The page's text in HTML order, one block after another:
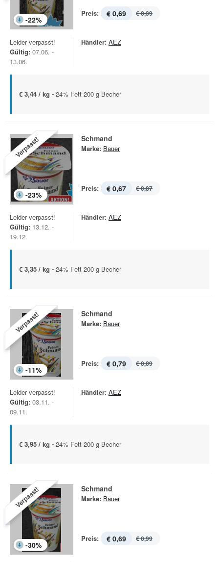
-22%
Preis: € 0,69 € 0,89
Leider verpasst!
Gültig: 07.06. -
13.06.
Händler: AEZ
€ 3,44 / kg - 24% Fett 200 g Becher
Verpasst!
-23%
Schmand
Marke: Bauer
Preis: € 0,67 € 0,87
Leider verpasst!
Gültig: 13.12. -
19.12.
Händler: AEZ
€ 3,35 / kg - 24% Fett 200 g Becher
Verpasst!
-11%
Schmand
Marke: Bauer
Preis: € 0,79 € 0,89
Leider verpasst!
Gültig: 03.11. -
09.11.
Händler: AEZ
€ 3,95 / kg - 24% Fett 200 g Becher
Verpasst!
-30%
Schmand
Marke: Bauer
Preis: € 0,69 € 0,99